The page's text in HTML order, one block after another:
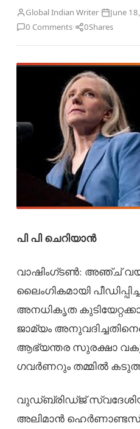
Global Indian Writer· June
0 Comments· 0Shares
പി പി ചെറിയാൻ
വാഷിംഗ്ടൺ: അഞ്ച്
ലൈംഗികമായി
അനധികൃത
ജാമ്യം
ആഭ്യന്തര സുരക്ഷാ
ഗവർണറും തമ്മിൽ
വുഡ്ബ്രിഡ്ജ്
അലിമാൻ ഹെർണാണ്ടസ്